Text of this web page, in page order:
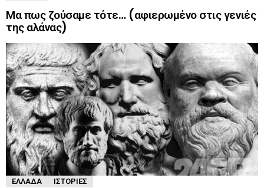
Μα πως ζούσαμε τότε… (αφιερωμένο στις γενιές
της αλάνας)
ΕΛΛΆΔΑ ΙΣΤΟΡΊΕΣ